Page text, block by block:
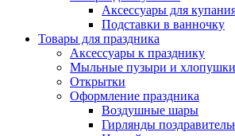
Аксессуары для
Подставки в ванночку
Товары для праздника
Аксессуары к празднику
Мыльные пузыри и хлопушки
Открытки
Оформление праздника
Воздушные шары
Гирлянды